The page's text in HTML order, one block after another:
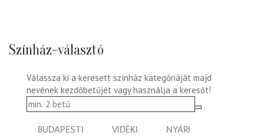
Színház-választó
Válassza ki a keresett színház kategóriáját majd
nevének kezdőbetűjét vagy használja a keresőt!
BUDAPESTI VIDÉKI
NYÁRI